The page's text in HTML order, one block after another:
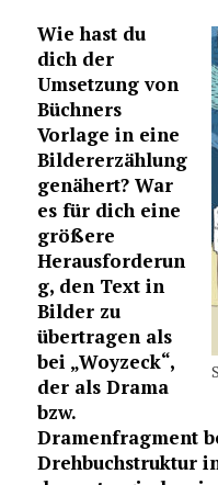
Wie hast du
dich der
Umsetzung von
Büchners
Vorlage in eine
Bildererzählung
genähert? War
es für dich eine
größere
Herausforderun
g, den Text in
Bilder zu
übertragen als
bei „Woyzeck“,
der als Drama
bzw.
Dramenfragment
Drehbuchstruktur